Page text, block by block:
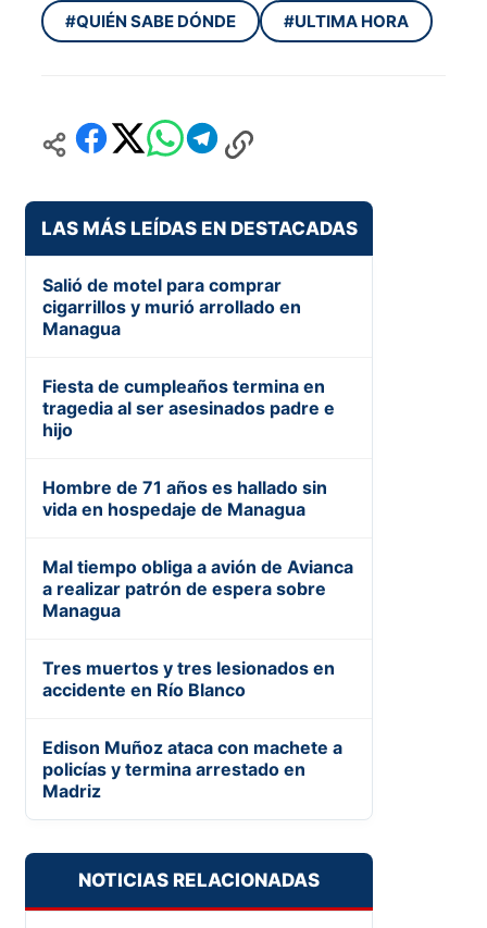
#QUIÉN SABE DÓNDE #ULTIMA HORA
LAS MÁS LEÍDAS EN DESTACADAS
Salió de motel para comprar
cigarrillos y murió arrollado en
Managua
Fiesta de cumpleaños termina en
tragedia al ser asesinados padre e
hijo
Hombre de 71 años es hallado sin
vida en hospedaje de Managua
Mal tiempo obliga a avión de Avianca
a realizar patrón de espera sobre
Managua
Tres muertos y tres lesionados en
accidente en Río Blanco
Edison Muñoz ataca con machete a
policías y termina arrestado en
Madriz
NOTICIAS RELACIONADAS